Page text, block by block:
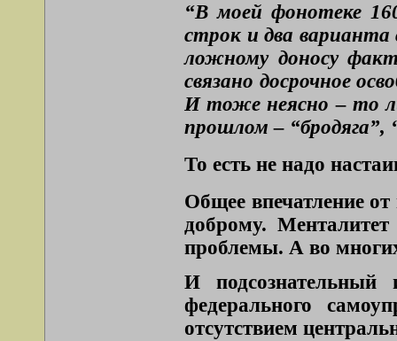
“В моей фонотеке
строк и два варианта
ложному доносу
связано досрочное
И тоже неясно – то
прошлом –
То есть не надо
Общее впечатление
доброму.
проблемы. А во
И подсознательный
федерального
отсутствием